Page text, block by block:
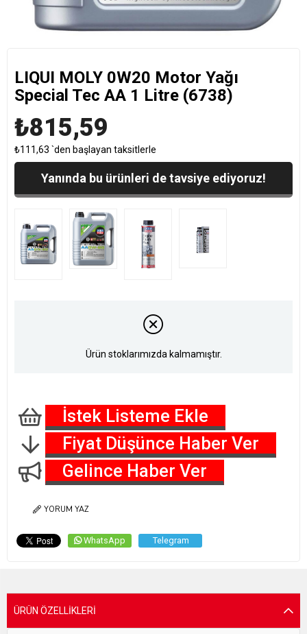
LIQUI MOLY 0W20 Motor Yağı
Special Tec AA 1 Litre (6738)
₺815,59
₺111,63 `den başlayan taksitlerle
Yanında bu ürünleri de tavsiye ediyoruz!
Ürün stoklarımızda kalmamıştır.
İstek Listeme Ekle
Fiyat Düşünce Haber Ver
Gelince Haber Ver
YORUM YAZ
WhatsApp Telegram
ÜRÜN ÖZELLIKLERI